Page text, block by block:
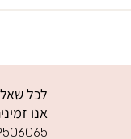
לכל
אנו